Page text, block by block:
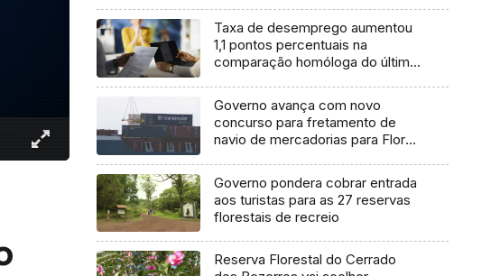
Taxa de desemprego aumentou
1,1 pontos percentuais na
comparação homóloga do último
Governo avança com novo
concurso para fretamento de
navio de mercadorias para Flores
Governo pondera cobrar entrada
aos turistas para as 27 reservas
florestais de recreio
Reserva Florestal do Cerrado